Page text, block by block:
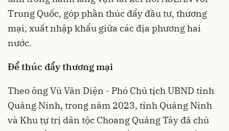
Trung Quốc, góp phần thúc đẩy đầu tư, thương
mại, xuất nhập khẩu giữa các địa phương hai
nước.
Để thúc đẩy thương mại
Theo ông Vũ Văn Diện - Phó Chủ tịch UBND tỉnh
Quảng Ninh, trong năm 2023, tỉnh Quảng Ninh
và Khu tự trị dân tộc Choang Quảng Tây đã chủ